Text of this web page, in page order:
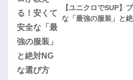
【ユニクロでSUP】
な「最強の服装」と